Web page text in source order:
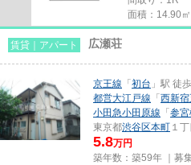
面積：14.90㎡
賃貸｜アパート 広瀬荘
京王線 「 初台 」駅 徒
都営大江戸線 「 西新宿
小田急小田原線 「 参
東京都渋谷区本町 １丁
5.8万円
築年数：築59年 ｜募